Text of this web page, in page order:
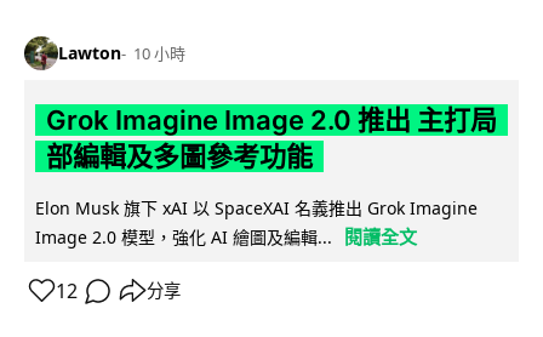
Lawton 10 小時
Grok Imagine Image 2.0 推出 主打局
部編輯及多圖參考功能
Elon Musk 旗下 xAI 以 SpaceXAI 名義推出 Grok Imagine
Image 2.0 模型，強化 AI 繪圖及編輯...
閱讀全文
12 分享